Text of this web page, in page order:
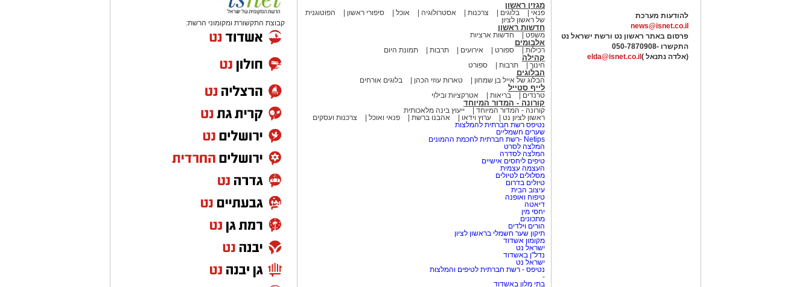
להודעות מערכת
news@isnet.co.il
פרסום באתר ראשון נט ורשת ישראל נט
התקשרו -050-7870908
(אלדה נתנאל ) elda@isnet.co.il
מגזין ראשון
פנאי בלוגים צרכנות אסטרולוגיה אוכל סיפורי ראשון
הפוטוגנית
של ראשון לציון
חדשות ראשון
משפט חדשות ארציות
אלבומים
רכילות ספורט אירועים תרבות תמונת היום
קהילה
חינוך תרבות ספורט
הבלוגים
הבלוג של אייל בן שמחון טארות עוזי הכהן בלוגים אורחים
לייף סטייל
טרנדים בריאות אטרקציות ובילוי
קורונה - המדור המיוחד
קורונה - המדור המיוחד
ייעוץ בינה מלאכותית
ראשון לציון נט
ערוץ וידאו אהבנו ברשת פנאי ואוכל
צרכנות ועסקים
נטיפס רשת חברתית להמלצות
שערים חשמליים
Netips -רשת חברתית לחכמת ההמונים
המלצה לסרט
המלצה לסדרה
טיפים ליחסים אישיים
העצמה עצמית
מסלולים לטיולים
טיולים בדרום
עיצוב הבית
טיפוח ואופנה
דיאטה
יחסי מין
מתכונים
הורים וילדים
תיקון שער חשמלי בראשון לציון
מקומון אשדוד
ישראל נט
נדל"ן באשדוד
ישראל נט
נטיפס - רשת חברתית לטיפים והמלצות
-
בתי מלון באשדוד
קבוצת התקשורת ומקומוני הרשת: